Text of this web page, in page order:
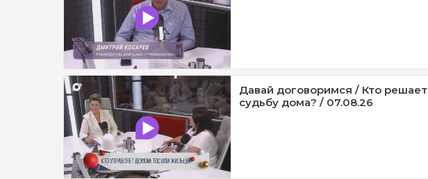
Давай договоримся / Кто решает
судьбу дома? / 07.08.26